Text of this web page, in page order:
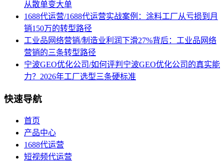
从散单变大单
1688代运营/1688代运营实战案例：涂料工厂从亏损到月
销150万的转型路径
工业品网络营销/制造业利润下滑27%背后：工业品网络
营销的三条转型路径
宁波GEO优化公司/如何评判宁波GEO优化公司的真实能
力？2026年工厂选型三条硬标准
快速导航
首页
产品中心
1688代运营
短视频代运营